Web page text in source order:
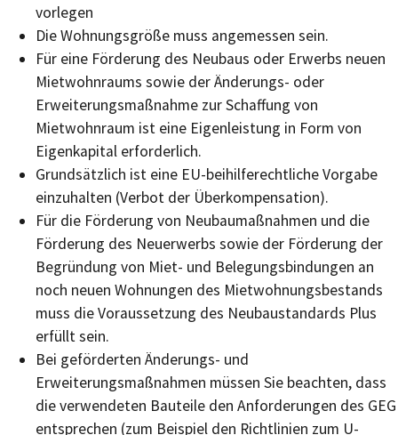
vorlegen
Die Wohnungsgröße muss angemessen sein.
Für eine Förderung des Neubaus oder Erwerbs neuen
Mietwohnraums sowie der Änderungs- oder
Erweiterungsmaßnahme zur Schaffung von
Mietwohnraum ist eine Eigenleistung in Form von
Eigenkapital erforderlich.
Grundsätzlich ist eine EU-beihilferechtliche Vorgabe
einzuhalten (Verbot der Überkompensation).
Für die Förderung von Neubaumaßnahmen und die
Förderung des Neuerwerbs sowie der Förderung der
Begründung von Miet- und Belegungsbindungen an
noch neuen Wohnungen des Mietwohnungsbestands
muss die Voraussetzung des Neubaustandards Plus
erfüllt sein.
Bei geförderten Änderungs- und
Erweiterungsmaßnahmen müssen Sie beachten, dass
die verwendeten Bauteile den Anforderungen des GEG
entsprechen (zum Beispiel den Richtlinien zum U-